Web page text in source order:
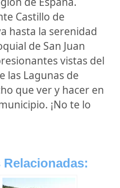
Castillo de
hasta la serenidad
de San Juan
vistas del
las Lagunas de
que ver y hacer en
¡No te lo